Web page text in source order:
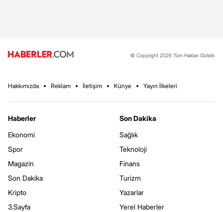
© Copyright 2026 Tüm Hakları Gizlidir.
Hakkımızda Reklam İletişim Künye Yayın İlkeleri
Haberler
Ekonomi
Spor
Magazin
Son Dakika
Kripto
3.Sayfa
Son Dakika
Sağlık
Teknoloji
Finans
Turizm
Yazarlar
Yerel Haberler